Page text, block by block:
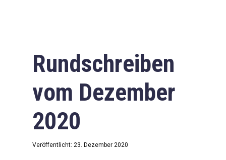
Rundschreiben
vom Dezember
2020
Veröffentlicht: 23. Dezember 2020